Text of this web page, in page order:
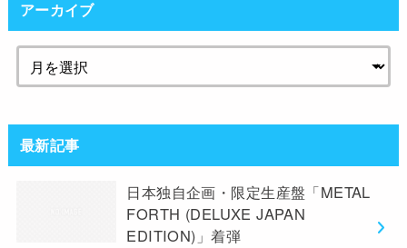
アーカイブ
最新記事
日本独自企画・限定生産盤「METAL
FORTH (DELUXE JAPAN
EDITION)」着弾